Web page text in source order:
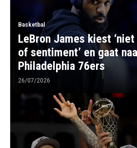
Basketbal
LeBron James kiest
of sentiment’ en gaat
Philadelphia 76ers
26/07/2026